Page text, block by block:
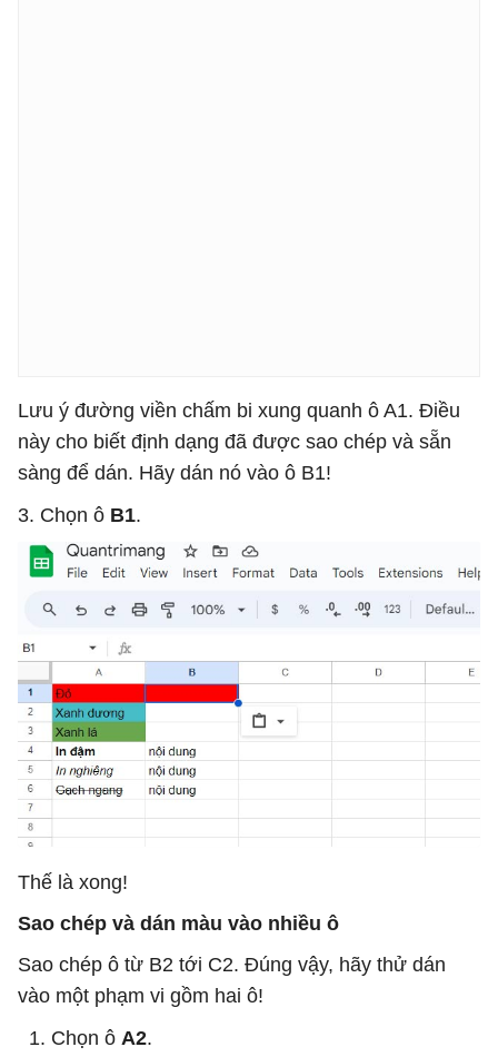
Lưu ý đường viền chấm bi xung quanh ô A1. Điều
này cho biết định dạng đã được sao chép và sẵn
sàng để dán. Hãy dán nó vào ô B1!
3. Chọn ô B1.
Thế là xong!
Sao chép và dán màu vào nhiều ô
Sao chép ô từ B2 tới C2. Đúng vậy, hãy thử dán
vào một phạm vi gồm hai ô!
Chọn ô A2.